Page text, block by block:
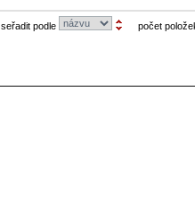
seřadit podle počet